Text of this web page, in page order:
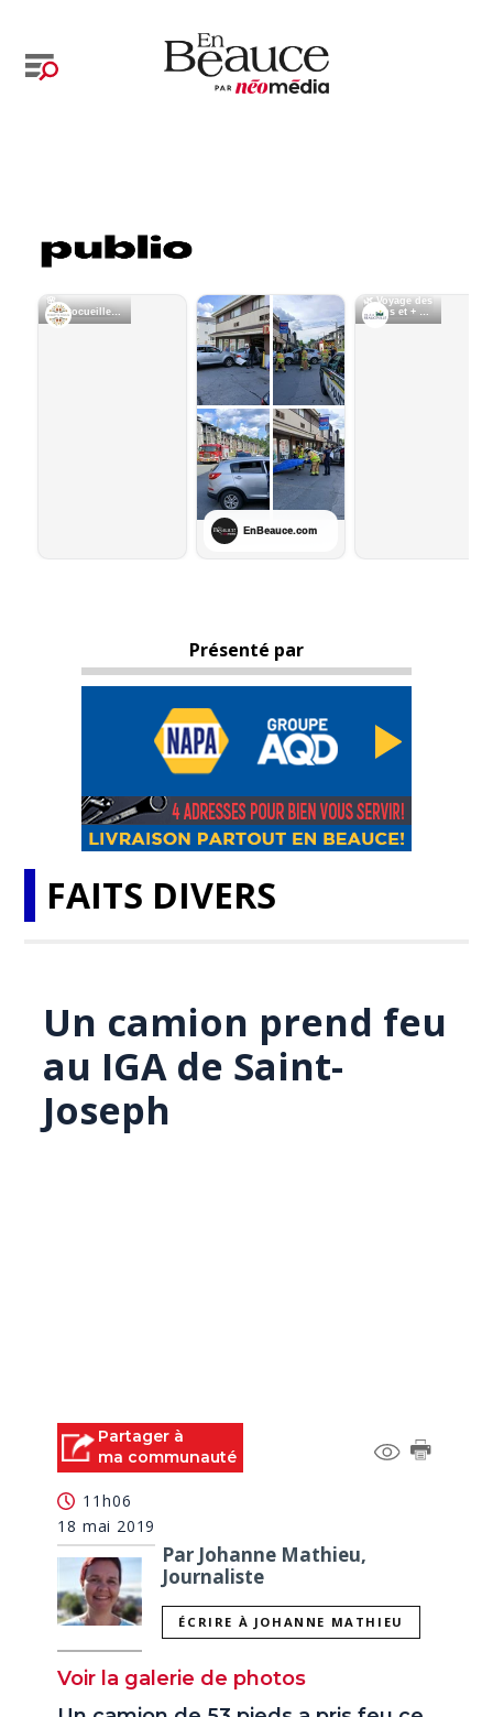
Présenté par
FAITS DIVERS
Un camion prend feu
au IGA de Saint-
Joseph
Partager à
ma communauté
11h06
18 mai 2019
Par Johanne Mathieu,
Journaliste
ÉCRIRE À JOHANNE MATHIEU
Voir la galerie de photos